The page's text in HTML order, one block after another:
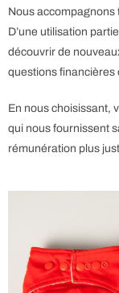
Nous accompagnons
D’une utilisation
découvrir de
questions financières
En nous choisissant,
qui nous fournissent
rémunération plus